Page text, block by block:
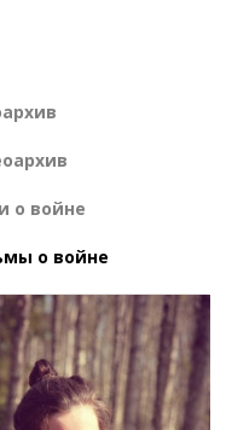
о войне
о войне